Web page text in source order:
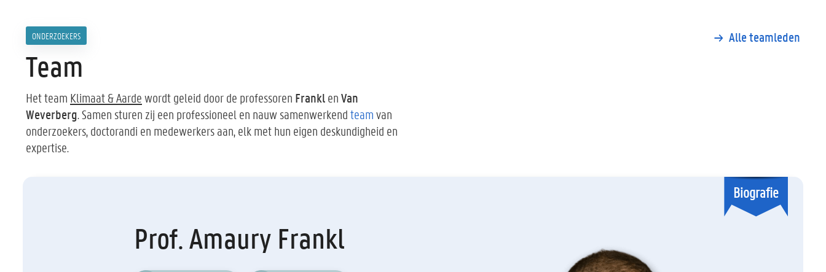
ONDERZOEKERS
Team
Het team Klimaat & Aarde wordt geleid door de professoren Frankl en Van
Weverberg. Samen sturen zij een professioneel en nauw samenwerkend team van
onderzoekers, doctorandi en medewerkers aan, elk met hun eigen deskundigheid en
expertise.
Alle teamleden
Biografie
Prof. Amaury Frankl